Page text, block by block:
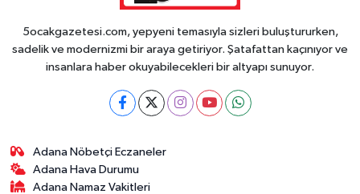
5ocakgazetesi.com, yepyeni temasıyla sizleri buluştururken,
sadelik ve modernizmi bir araya getiriyor. Şatafattan kaçınıyor ve
insanlara haber okuyabilecekleri bir altyapı sunuyor.
Adana Nöbetçi Eczaneler
Adana Hava Durumu
Adana Namaz Vakitleri